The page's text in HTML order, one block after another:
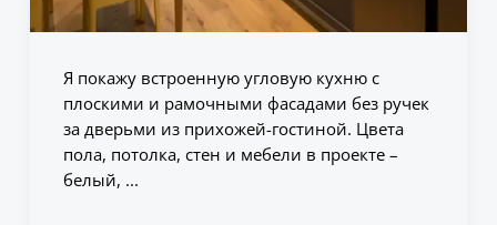
Я покажу встроенную угловую кухню с
плоскими и рамочными фасадами без ручек
за дверьми из прихожей-гостиной. Цвета
пола, потолка, стен и мебели в проекте –
белый, ...